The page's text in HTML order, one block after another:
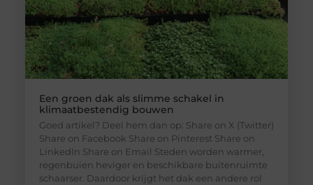
Een groen dak als slimme schakel in
klimaatbestendig bouwen
Goed artikel? Deel hem dan op: Share on X (Twitter)
Share on Facebook Share on Pinterest Share on
LinkedIn Share on Email Steden worden warmer,
regenbuien heviger en beschikbare buitenruimte
schaarser. Daardoor krijgt het dak een andere rol